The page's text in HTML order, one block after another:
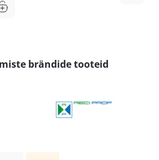
brändide tooteid